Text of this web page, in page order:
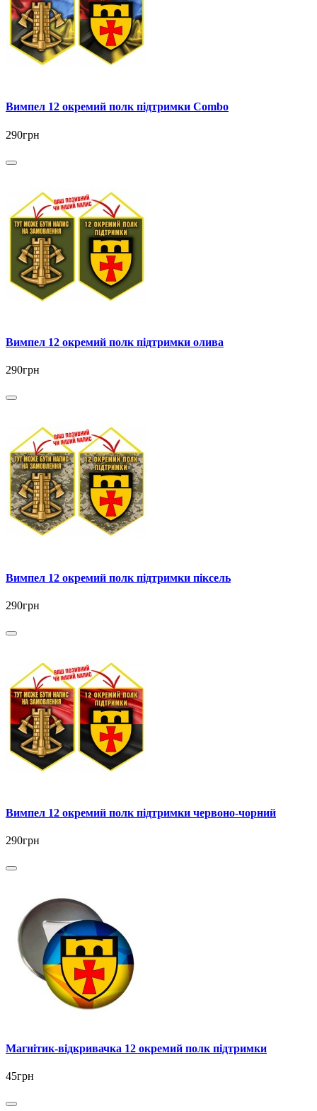
Вимпел 12 окремий полк підтримки Combo
290грн
Вимпел 12 окремий полк підтримки олива
290грн
Вимпел 12 окремий полк підтримки піксель
290грн
Вимпел 12 окремий полк підтримки червоно-чорний
290грн
Магнітик-відкривачка 12 окремий полк підтримки
45грн